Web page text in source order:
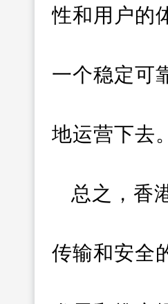
性和用户的
一个稳定可
地运营下去。
总之，香
传输和安全